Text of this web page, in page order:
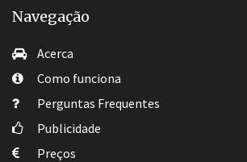
Navegação
Acerca
Como funciona
Perguntas Frequentes
Publicidade
Preços